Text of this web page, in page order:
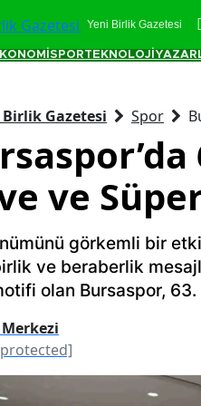
Yeni Birlik Gazetesi
SPORTEKNOLOJİ
Birlik Gazetesi Spor
ve
görkemli bir
ve beraberlik
olan Bursaspor, 63.